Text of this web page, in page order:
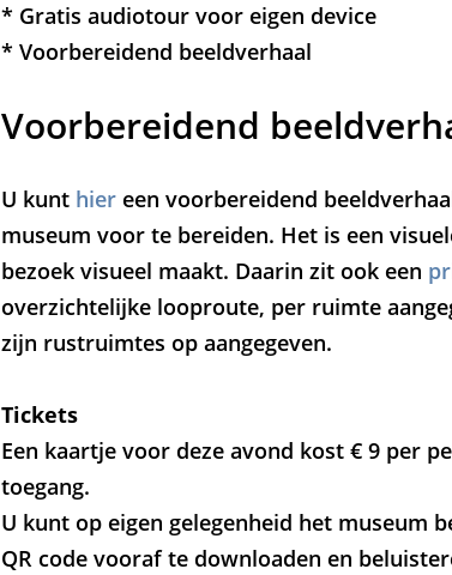
* Gratis audiotour voor eigen device
* Voorbereidend beeldverhaal
Voorbereidend
U kunt hiereen voorbereidend
museum voor te bereiden. Het is een
bezoek visueel maakt. Daarin zit ook een
overzichtelijke looproute, per ruimte
zijn rustruimtes op aangegeven.
Tickets
Een kaartje voor deze avond kost € 9 per
toegang.
U kunt op eigen gelegenheid het museum
QR code vooraf te downloaden en